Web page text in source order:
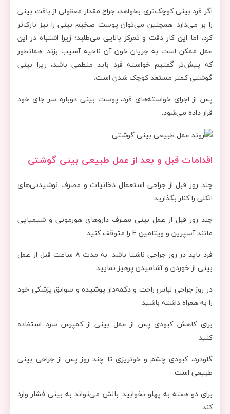
اگر فرد بینی کوچک‌تری بخواهد، جراح مقدار معقولی از بافت بینی
را بر می‌دارد. همچنین می‌توان پوست ضخیم بینی را نیز نازک‌تر
کرد، اما این کار دقت و تمرکز بالایی می‌طلبد؛ زیرا اشتباه در این
عمل ممکن است به جریان خون آن ناحیه آسیب بزند. همانطور
که پیش‌تر گفتیم خواسته فرد باید منطقی باشد، زیرا بینی
گوشتی کمتر مستعد کوچک شدن است.
پس از اجرای خواسته‌های فرد، پوست بینی دوباره سر جای خود
قرار داده می‌شود.
اقدامات قبل و بعد از عمل طبیعی بینی گوشتی
چند روز قبل از جراحی استعمال دخانیات و مصرف نوشیدنی‌های
الکلی را کنار بگذارید.
چند روز قبل از عمل بینی مصرف داروهای هورمونی و شیمیایی
مانند آسپرین و ویتامین E را متوقف کنید.
فرد باید در روز جراحی ناشتا باشد. به مدت 8 ساعت قبل از عمل
بینی از خوردن و آشامیدن پرهیز نمایید.
در روز جراحی لباس راحت و دکمه‌دار پوشیده و سوابق پزشکی خود
را به همراه داشته باشید.
برای کاهش کبودی پس از عمل بینی از کمپرس سرد استفاده
کنید.
گلودرد، کبودی چشم و خونریزی تا چند روز پس از جراحی بینی
طبیعی است.
برای دو هفته به پهلو نخوابید. بالش می‌تواند به بینی فشار وارد
کند.